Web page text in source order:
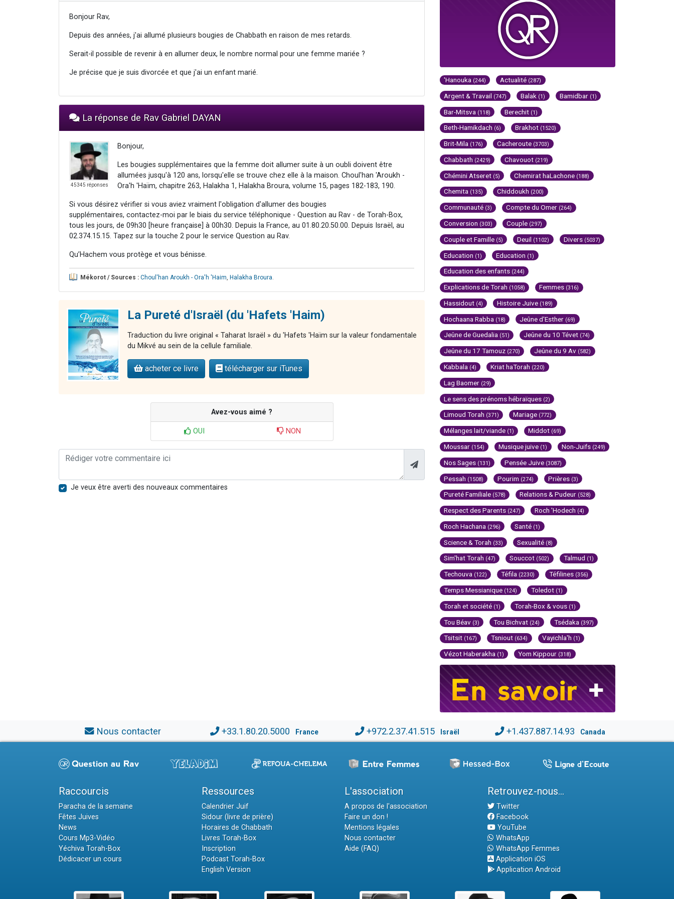
Bonjour Rav,
Depuis des années, j'ai allumé plusieurs bougies de Chabbath en raison de mes retards.
Serait-il possible de revenir à en allumer deux, le nombre normal pour une femme mariée ?
Je précise que je suis divorcée et que j'ai un enfant marié.
La réponse de Rav Gabriel DAYAN
45345 réponses
Bonjour,
Les bougies supplémentaires que la femme doit allumer suite à un oubli doivent être
allumées jusqu'à 120 ans, lorsqu'elle se trouve chez elle à la maison. Choul'han 'Aroukh -
Ora'h 'Haïm, chapitre 263, Halakha 1, Halakha Broura, volume 15, pages 182-183, 190.
Si vous désirez vérifier si vous aviez vraiment l'obligation d'allumer des bougies
supplémentaires, contactez-moi par le biais du service téléphonique - Question au Rav - de Torah-Box,
tous les jours, de 09h30 [heure française] à 00h30. Depuis la France, au 01.80.20.50.00. Depuis Israël, au
02.374.15.15. Tapez sur la touche 2 pour le service Question au Rav.
Qu’Hachem vous protège et vous bénisse.
Mékorot / Sources : Choul'han Aroukh - Ora'h 'Haim Halakha Broura
La Pureté d'Israël (du 'Hafets 'Haim)
Traduction du livre original « Taharat Israël » du 'Hafets 'Haïm sur la valeur fondamentale
du Mikvé au sein de la cellule familiale.
acheter ce livre télécharger sur iTunes
Avez-vous aimé ?
OUI NON
Je veux être averti des nouveaux commentaires
'Hanouka (244) Actualité (287)
Argent & Travail (747) Balak (1) Bamidbar (1)
Bar-Mitsva (118) Berechit (1)
Beth-Hamikdach (6) Brakhot (1520)
Brit-Mila (176) Cacheroute (3703)
Chabbath (2429) Chavouot (219)
Chémini Atseret (5) Chemirat haLachone (188)
Chemita (135) Chiddoukh (200)
Communauté (3) Compte du Omer (264)
Conversion (303) Couple (297)
Couple et Famille (5) Deuil (1102) Divers (5037)
Education (1) Education (1)
Education des enfants (244)
Explications de Torah (1058) Femmes (316)
Hassidout (4) Histoire Juive (189)
Hochaana Rabba (18) Jeûne d'Esther (69)
Jeûne de Guedalia (51) Jeûne du 10 Tévet (74)
Jeûne du 17 Tamouz (270) Jeûne du 9 Av (582)
Kabbala (4) Kriat haTorah (220)
Lag Baomer (29)
Le sens des prénoms hébraïques (2)
Limoud Torah (371) Mariage (772)
Mélanges lait/viande (1) Middot (69)
Moussar (154) Musique juive (1) Non-Juifs (249)
Nos Sages (131) Pensée Juive (3087)
Pessah (1508) Pourim (274) Prières (3)
Pureté Familiale (578) Relations & Pudeur (528)
Respect des Parents (247) Roch 'Hodech (4)
Roch Hachana (296) Santé (1)
Science & Torah (33) Sexualité (8)
Sim'hat Torah (47) Souccot (502) Talmud (1)
Techouva (122) Téfila (2230) Téfilines (356)
Temps Messianique (124) Toledot (1)
Torah et société (1) Torah-Box & vous (1)
Tou Béav (3) Tou Bichvat (24) Tsédaka (397)
Tsitsit (167) Tsniout (634) Vayichla'h (1)
Vézot Haberakha (1) Yom Kippour (318)
Nous contacter +33.1.80.20.5000 France +972.2.37.41.515 Israël +1.437.887.14.93 Canada
Raccourcis
Paracha de la semaine
Fêtes Juives
News
Cours Mp3-Vidéo
Yéchiva Torah-Box
Dédicacer un cours
Ressources
Calendrier Juif
Sidour (livre de prière)
Horaires de Chabbath
Livres Torah-Box
Inscription
Podcast Torah-Box
English Version
L'association
A propos de l'association
Faire un don !
Mentions légales
Nous contacter
Aide (FAQ)
Retrouvez-nous...
Twitter
Facebook
YouTube
WhatsApp
WhatsApp Femmes
Application iOS
Application Android